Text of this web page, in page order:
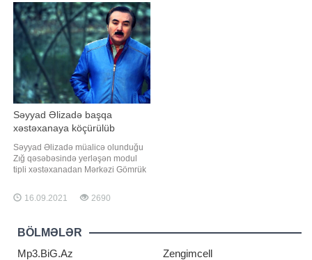
məclisdə cazibədar aktrisanı
görənlər heyrətlərini gizlədə
bilməyiblər
Səyyad Əlizadə başqa
xəstəxanaya köçürülüb
Səyyad Əlizadə müalicə olunduğu
Zığ qəsəbəsində yerləşən modul
tipli xəstəxanadan Mərkəzi Gömrük
sənətçinin qohumu Razim Qasımov
məlumat verib. Qeyd edək ki,
müddət öncə koronavirusa yoluxub.
Hazırda vəziyyəti ağırdır
16.09.2021 2690
BÖLMƏLƏR
Mp3.BiG.Az
Zengimcell